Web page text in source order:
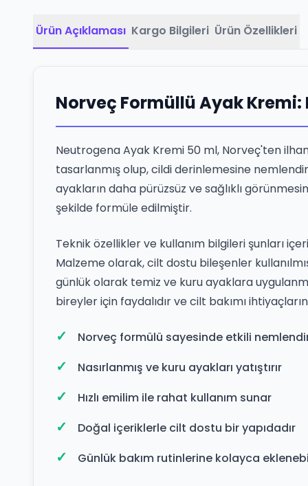
Ürün Açıklaması Kargo Bilgileri Ürün Özellikleri
Norveç Formüllü Ayak Kremi:
Neutrogena Ayak Kremi 50 ml, Norveç'ten
tasarlanmış olup, cildi derinlemesine
ayakların daha pürüzsüz ve sağlıklı
şekilde formüle edilmiştir.
Teknik özellikler ve kullanım bilgileri şunları
Malzeme olarak, cilt dostu bileşenler
günlük olarak temiz ve kuru ayaklara
bireyler için faydalıdır ve cilt bakımı
Norveç formülü sayesinde etkili
Nasırlanmış ve kuru ayakları yatıştırır
Hızlı emilim ile rahat kullanım sunar
Doğal içeriklerle cilt dostu bir yapıdadır
Günlük bakım rutinlerine kolayca